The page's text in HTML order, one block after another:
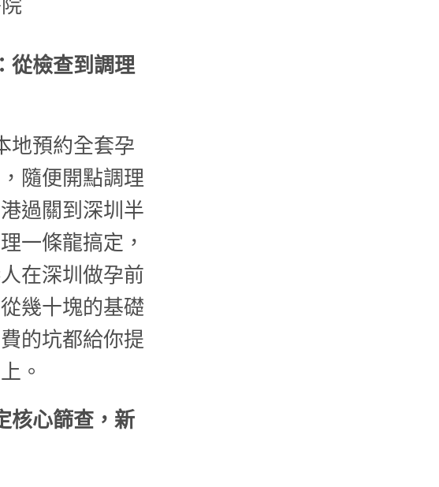
從檢查到調理
地預約全套孕
隨便開點調理
過關到深圳半
一條龍搞定，
在深圳做孕前
幾十塊的基礎
的坑都給你提
。
核心篩查，新